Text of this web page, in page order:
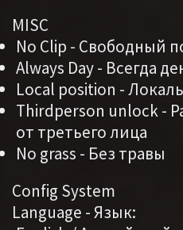
MISC
No Clip - Свободный
Always Day - Всегда
Local position -
Thirdperson unlock -
от третьего лица
No grass - Без травы
Config System
Language - Язык: